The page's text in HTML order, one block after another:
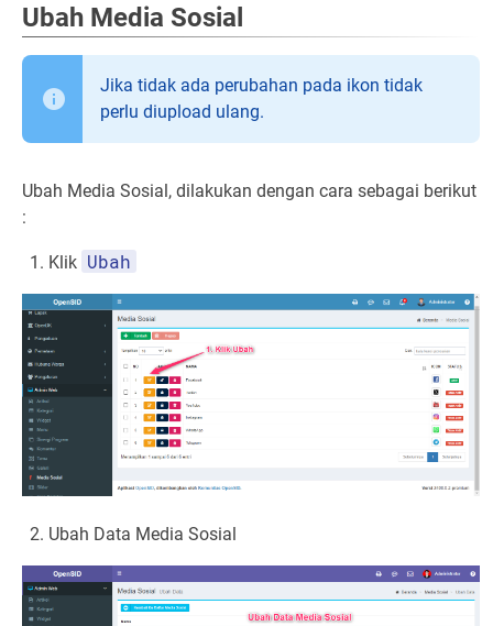
Ubah Media Sosial
Jika tidak ada perubahan pada ikon tidak
perlu diupload ulang.
Ubah Media Sosial, dilakukan dengan cara sebagai berikut
:
Klik Ubah
Ubah Data Media Sosial